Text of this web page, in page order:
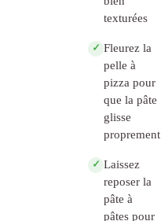
texturées
✓ Fleurez la
pelle à
pizza pour
que la pâte
glisse
proprement
✓ Laissez
reposer la
pâte à
pâtes pour